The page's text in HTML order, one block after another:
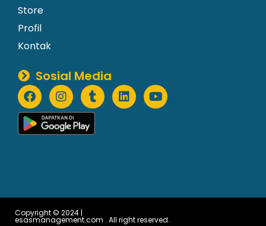
Store
Profil
Kontak
Sosial Media
Copyright © 2024 |
esasmanagement.com . All right reserved.